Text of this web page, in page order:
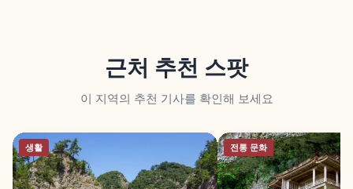
근처 추천 스팟
이 지역의 추천 기사를 확인해 보세요
생활 전통 문화